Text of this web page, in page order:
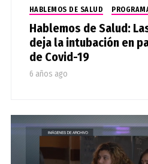
HABLEMOS DE SALUD
Hablemos de Salud:
deja la intubación en
de Covid-19
6 años ago